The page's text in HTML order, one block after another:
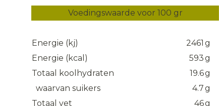
Voedingswaarde voor 100 gr
Energie (kj) 2461 g
Energie (kcal)
593g
Totaal koolhydraten
19.6g
waarvan suikers
4.7g
Totaal vet
46g